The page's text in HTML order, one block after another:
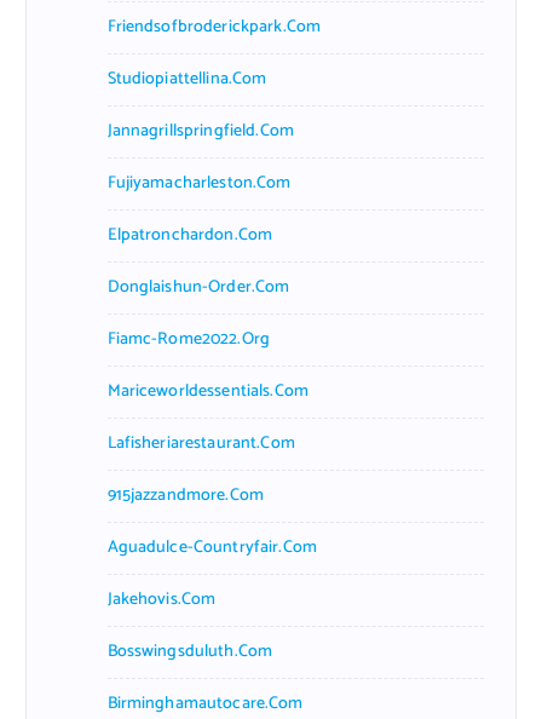
Friendsofbroderickpark.com
Studiopiattellina.com
Jannagrillspringfield.com
Fujiyamacharleston.com
Elpatronchardon.com
Donglaishun-Order.com
Fiamc-Rome2022.org
Mariceworldessentials.com
Lafisheriarestaurant.com
915jazzandmore.com
Aguadulce-Countryfair.com
Jakehovis.com
Bosswingsduluth.com
Birminghamautocare.com